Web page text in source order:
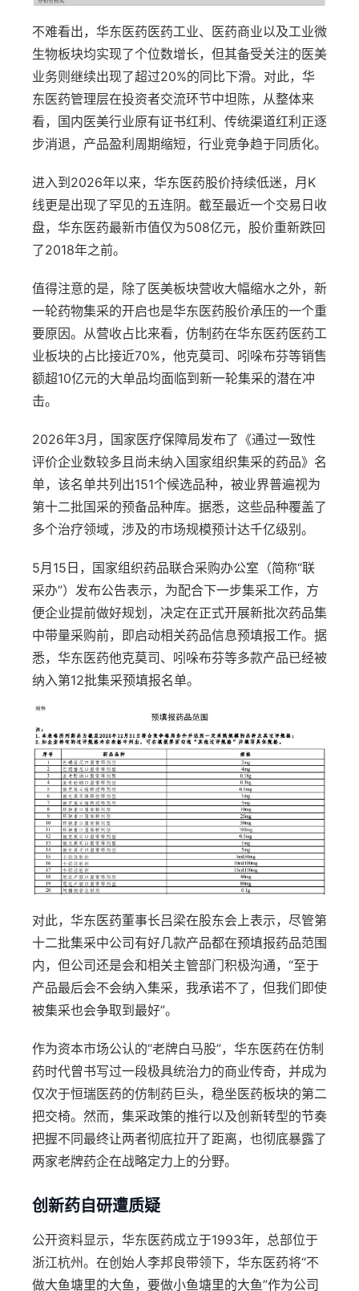
不难看出，华东医药医药工业、医药商业以及工业微
生物板块均实现了个位数增长，但其备受关注的医美
业务则继续出现了超过20%的同比下滑。对此，华
东医药管理层在投资者交流环节中坦陈，从整体来
看，国内医美行业原有证书红利、传统渠道红利正逐
步消退，产品盈利周期缩短，行业竞争趋于同质化。
进入到2026年以来，华东医药股价持续低迷，月K
线更是出现了罕见的五连阴。截至最近一个交易日收
盘，华东医药最新市值仅为508亿元，股价重新跌回
了2018年之前。
值得注意的是，除了医美板块营收大幅缩水之外，新
一轮药物集采的开启也是华东医药股价承压的一个重
要原因。从营收占比来看，仿制药在华东医药医药工
业板块的占比接近70%，他克莫司、吲哚布芬等销售
额超10亿元的大单品均面临到新一轮集采的潜在冲
击。
2026年3月，国家医疗保障局发布了《通过一致性
评价企业数较多且尚未纳入国家组织集采的药品》名
单，该名单共列出151个候选品种，被业界普遍视为
第十二批国采的预备品种库。据悉，这些品种覆盖了
多个治疗领域，涉及的市场规模预计达千亿级别。
5月15日，国家组织药品联合采购办公室（简称“联
采办”）发布公告表示，为配合下一步集采工作，方
便企业提前做好规划，决定在正式开展新批次药品集
中带量采购前，即启动相关药品信息预填报工作。据
悉，华东医药他克莫司、吲哚布芬等多款产品已经被
纳入第12批集采预填报名单。
对此，华东医药董事长吕梁在股东会上表示，尽管第
十二批集采中公司有好几款产品都在预填报药品范围
内，但公司还是会和相关主管部门积极沟通，“至于
产品最后会不会纳入集采，我承诺不了，但我们即使
被集采也会争取到最好”。
作为资本市场公认的“老牌白马股”，华东医药在仿制
药时代曾书写过一段极具统治力的商业传奇，并成为
仅次于恒瑞医药的仿制药巨头，稳坐医药板块的第二
把交椅。然而，集采政策的推行以及创新转型的节奏
把握不同最终让两者彻底拉开了距离，也彻底暴露了
两家老牌药企在战略定力上的分野。
创新药自研遭质疑
公开资料显示，华东医药成立于1993年，总部位于
浙江杭州。在创始人李邦良带领下，华东医药将“不
做大鱼塘里的大鱼，要做小鱼塘里的大鱼”作为公司